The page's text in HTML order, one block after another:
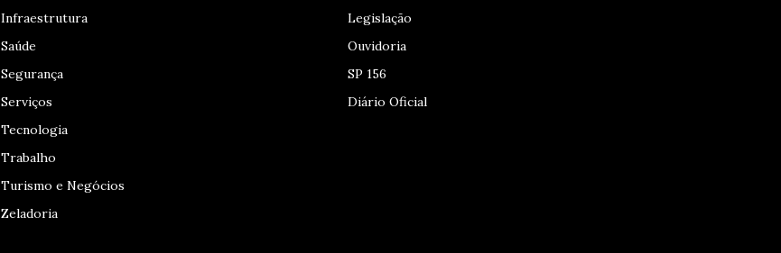
Infraestrutura
Saúde
Segurança
Serviços
Tecnologia
Trabalho
Turismo e Negócios
Zeladoria
Legislação
Ouvidoria
SP 156
Diário Oficial